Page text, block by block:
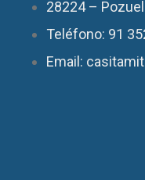
28224 –
Teléfono: 91
Email: